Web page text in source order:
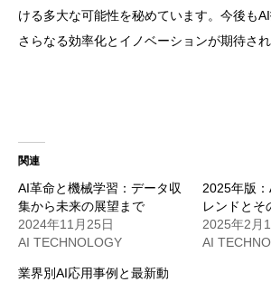
ける多大な可能性を秘めています。今後もAI
さらなる効率化とイノベーションが期待され
関連
AI革命と機械学習：データ収
集から未来の展望まで
2024年11月25日
AI TECHNOLOGY
2025年版
レンドとそ
2025年2月
AI
業界別AI応用事例と最新動